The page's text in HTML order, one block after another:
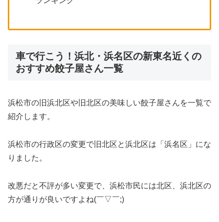
車で行こう！浜北・浜名区の新東名近くの
おすすめ餃子屋さん一覧
浜松市の旧浜北区や旧北区の美味しい餃子屋さんを一覧で
紹介します。
浜松市の行政区の変更で旧北区と浜北区は「浜名区」にな
りました。
改悪だと不評が多い変更で、浜松市民には北区、浜北区の
方が通りが良いですよね(￣▽￣;)